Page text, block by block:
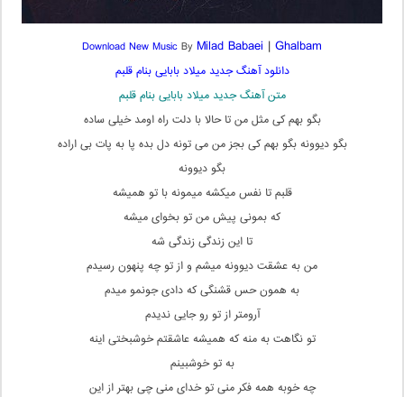
Download New MusicBy Milad Babaei | Ghalbam
دانلود آهنگ جدید میلاد بابایی بنام قلبم
متن آهنگ جدید میلاد بابایی بنام قلبم
بگو بهم کی مثل من تا حالا با دلت راه اومد خیلی ساده
بگو دیوونه بگو بهم کی بجز من می تونه دل بده پا به پات بی اراده
بگو دیوونه
قلبم تا نفس میکشه میمونه با تو همیشه
که بمونی پیش من تو بخوای میشه
تا این زندگی زندگی شه
من به عشقت دیوونه میشم و از تو چه پنهون رسیدم
به همون حس قشنگی که دادی جونمو میدم
آرومتر از تو رو جایی ندیدم
تو نگاهت به منه که همیشه عاشقتم خوشبختی اینه
به تو خوشبینم
چه خوبه همه فکر منی تو خدای منی چی بهتر از این